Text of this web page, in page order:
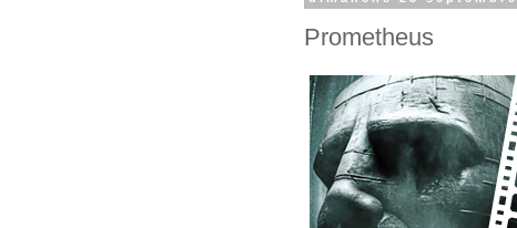
Prometheus